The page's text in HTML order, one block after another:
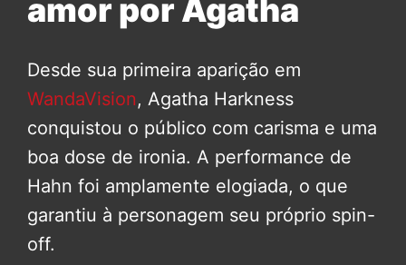
amor por Agatha
Desde sua primeira aparição em
WandaVision, Agatha Harkness
conquistou o público com carisma e uma
boa dose de ironia. A performance de
Hahn foi amplamente elogiada, o que
garantiu à personagem seu próprio spin-
off.